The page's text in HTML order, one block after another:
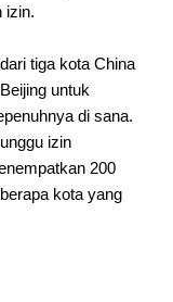
izin.
tiga kota China
untuk
di sana.
izin
200
kota yang